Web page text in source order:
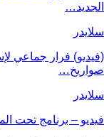
الجديد…
سلايدر
(فيديو) فرار جماعي
صواريخ…
سلايدر
فيديو – برنامج تحت